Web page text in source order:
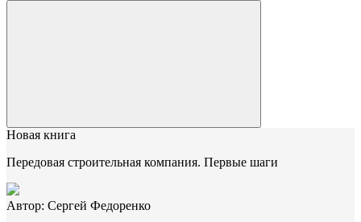
Новая книга
Передовая строительная компания. Первые шаги
Автор: Сергей Федоренко